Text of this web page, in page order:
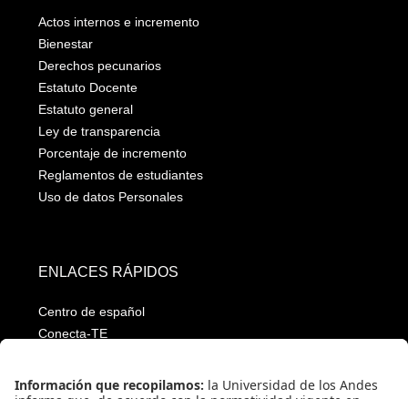
Actos internos e incremento
Bienestar
Derechos pecunarios
Estatuto Docente
Estatuto general
Ley de transparencia
Porcentaje de incremento
Reglamentos de estudiantes
Uso de datos Personales
ENLACES RÁPIDOS
Centro de español
Conecta-TE
Emergencias: Extensión 0000